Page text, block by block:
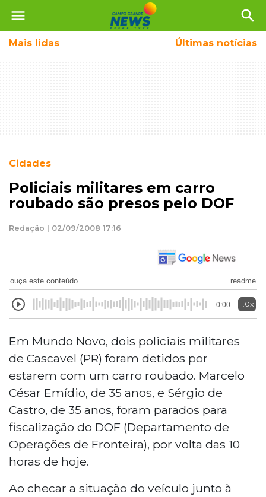
menu search
Mais lidas Últimas notícias
Cidades
Policiais militares em carro
roubado são presos pelo DOF
Redação | 02/09/2008 17:16
ouça este conteúdo readme
0:00 1.0x
Em Mundo Novo, dois policiais militares
de Cascavel (PR) foram detidos por
estarem com um carro roubado. Marcelo
César Emídio, de 35 anos, e Sérgio de
Castro, de 35 anos, foram parados para
fiscalização do DOF (Departamento de
Operações de Fronteira), por volta das 10
horas de hoje.
Ao checar a situação do veículo junto à